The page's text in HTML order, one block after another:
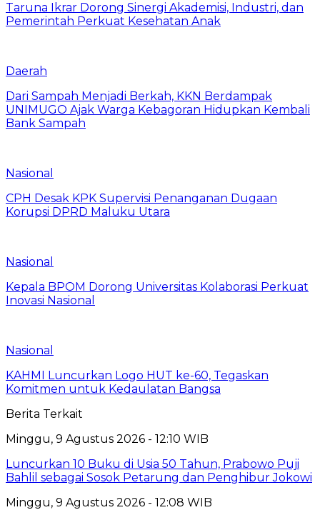
Taruna Ikrar Dorong Sinergi Akademisi, Industri, dan
Pemerintah Perkuat Kesehatan Anak
Daerah
Dari Sampah Menjadi Berkah, KKN Berdampak
UNIMUGO Ajak Warga Kebagoran Hidupkan Kembali
Bank Sampah
Nasional
CPH Desak KPK Supervisi Penanganan Dugaan
Korupsi DPRD Maluku Utara
Nasional
Kepala BPOM Dorong Universitas Kolaborasi Perkuat
Inovasi Nasional
Nasional
KAHMI Luncurkan Logo HUT ke-60, Tegaskan
Komitmen untuk Kedaulatan Bangsa
Berita Terkait
Minggu, 9 Agustus 2026 - 12:10 WIB
Luncurkan 10 Buku di Usia 50 Tahun, Prabowo Puji
Bahlil sebagai Sosok Petarung dan Penghibur Jokowi
Minggu, 9 Agustus 2026 - 12:08 WIB